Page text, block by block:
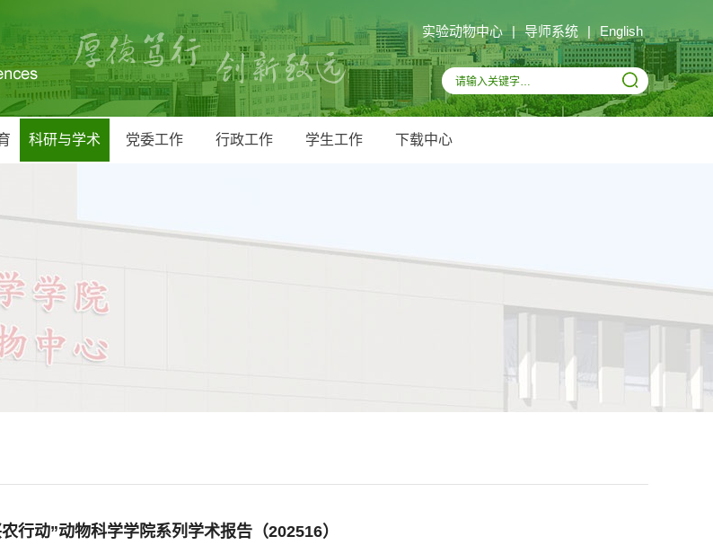
实验动物中心 | 导师系统 | English
科研与学术 党委工作 行政工作 学生工作 下载中心
行动”动物科学学院系列学术报告（202516）